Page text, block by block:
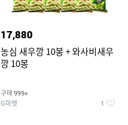
17,880
농심 새우깡 10봉 + 와사비새우
깡 10봉
구매 999+
G마켓 1